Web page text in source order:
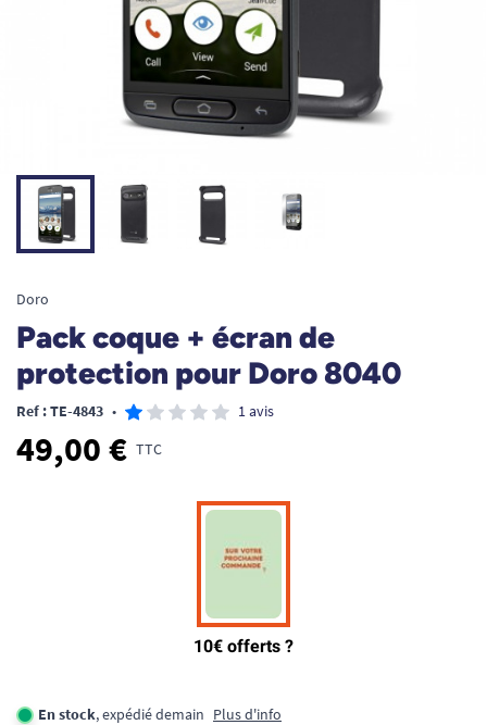
Doro
Pack coque + écran de
protection pour Doro 8040
Ref : TE-4843 • 1 avis
49,00 € TTC
En stock, expédié demain Plus d'info